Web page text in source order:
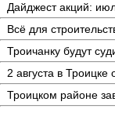
Дайджест акций:
Всё для
Троичанку будут
2 августа в
Троицком районе